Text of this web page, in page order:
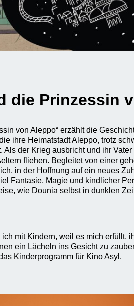
die Prinzessin
von Aleppo“ erzählt die
ihre Heimatstadt Aleppo, trotz
Als der Krieg ausbricht und ihr
fliehen. Begleitet von einer
in der Hoffnung auf ein neues
Fantasie, Magie und kindlicher
wie Dounia selbst in dunklen
mit Kindern, weil es mich erfüllt,
ein Lächeln ins Gesicht zu
Kinderprogramm für Kino Asyl.